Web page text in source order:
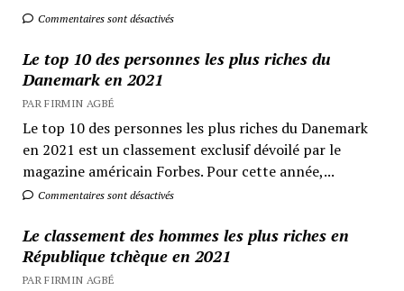
Commentaires sont désactivés
Le top 10 des personnes les plus riches du
Danemark en 2021
PAR FIRMIN AGBÉ
Le top 10 des personnes les plus riches du Danemark
en 2021 est un classement exclusif dévoilé par le
magazine américain Forbes. Pour cette année,...
Commentaires sont désactivés
Le classement des hommes les plus riches en
République tchèque en 2021
PAR FIRMIN AGBÉ